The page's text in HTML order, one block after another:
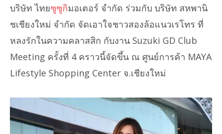
บริษัท ไทยซูซูกิมอเตอร์ จำกัด ร่วมกับ บริษัท สหพานิ
ชเชียงใหม่ จำกัด จัดเอาใจชาวสองล้อแนวเรโทร ที่
หลงรักในความคลาสสิก กับงาน Suzuki GD Club
Meeting ครั้งที่ 4 คราวนี้จัดขึ้น ณ ศูนย์การค้า MAYA
Lifestyle Shopping Center จ.เชียงใหม่